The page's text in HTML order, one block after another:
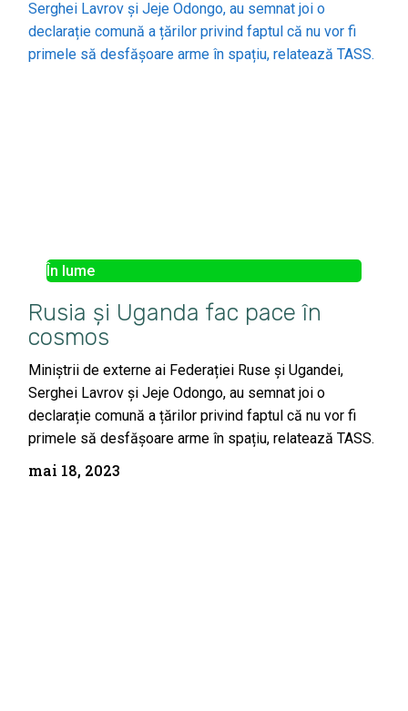
În lume
Rusia și Uganda fac pace în
cosmos
Miniștrii de externe ai Federației Ruse și Ugandei,
Serghei Lavrov și Jeje Odongo, au semnat joi o
declarație comună a țărilor privind faptul că nu vor fi
primele să desfășoare arme în spațiu, relatează TASS.
mai 18, 2023